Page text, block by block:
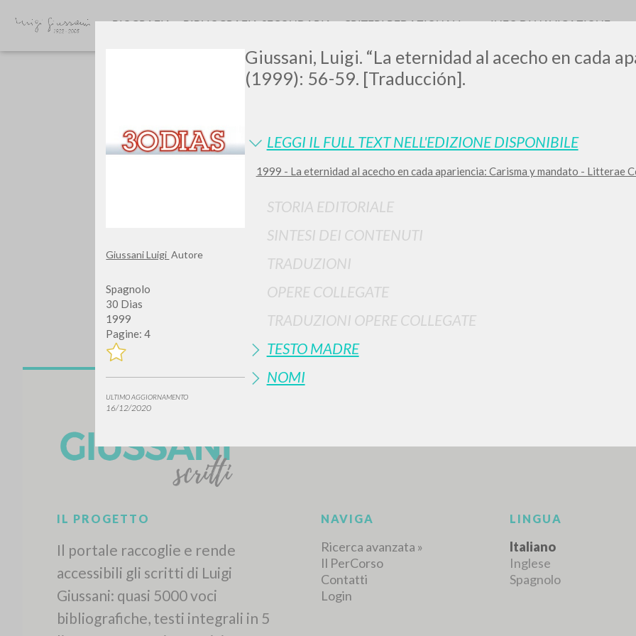
Giussani Luigi Autore
Spagnolo
30 Dias
1999
Pagine: 4
ULTIMO AGGIORNAMENTO
16/12/2020
Giussani, Luigi. “La eternidad al acecho en cada
(1999): 56-59. [Traducción].
LEGGI IL FULL TEXT NELL'EDIZIONE DISPONIBILE
1999 - La eternidad al acecho en cada apariencia: Carisma y mandato - Litterae
STORIA EDITORIALE
SINTESI DEI CONTENUTI
TRADUZIONI
OPERE COLLEGATE
TRADUZIONI OPERE COLLEGATE
TESTO MADRE
NOMI
BIOGRAFIA BIBLIOGRAFIA SECONDARIA CRITERI REDAZIONALI INFO DI NAVIGAZIONE
Vuoi risultati ancora più precisi? Utilizza laRICERCA
0
Visualizza dettagli per tipologia
TIPOLOGIA OPERA LINGUA
IL PROGETTO
Il portale raccoglie e rende
NAVIGA LINGUA